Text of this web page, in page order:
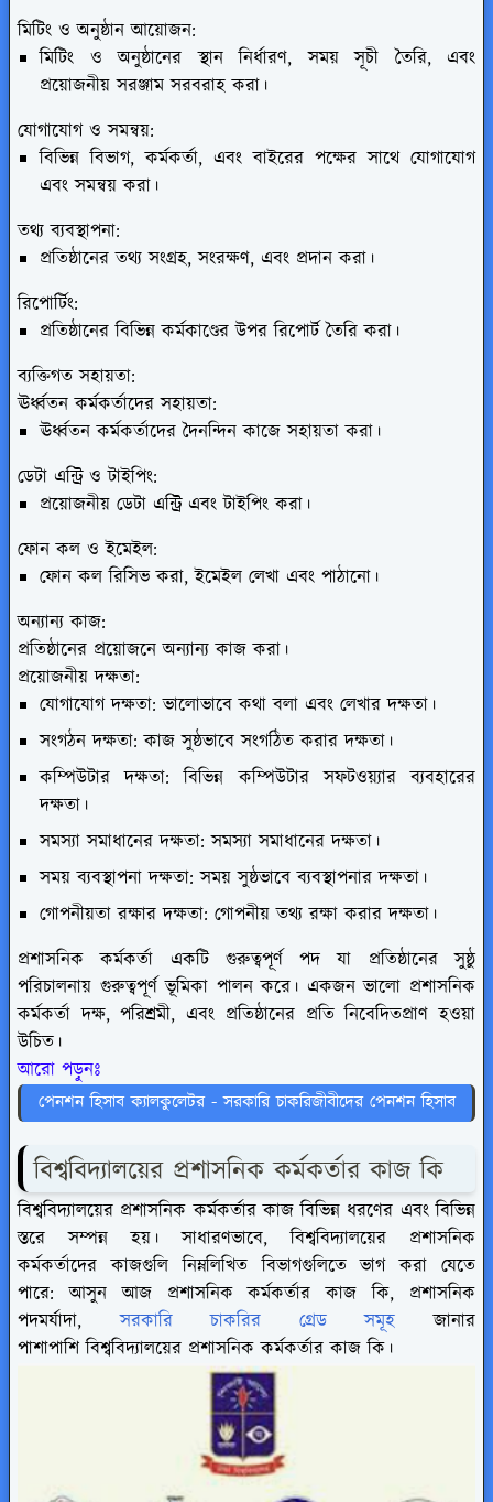
মিটিং ও অনুষ্ঠান আয়োজন:
মিটিং ও অনুষ্ঠানের স্থান নির্ধারণ, সময় সূচী তৈরি, এবং
প্রয়োজনীয় সরঞ্জাম সরবরাহ করা।
যোগাযোগ ও সমন্বয়:
বিভিন্ন বিভাগ, কর্মকর্তা, এবং বাইরের পক্ষের সাথে যোগাযোগ
এবং সমন্বয় করা।
তথ্য ব্যবস্থাপনা:
প্রতিষ্ঠানের তথ্য সংগ্রহ, সংরক্ষণ, এবং প্রদান করা।
রিপোর্টিং:
প্রতিষ্ঠানের বিভিন্ন কর্মকাণ্ডের উপর রিপোর্ট তৈরি করা।
ব্যক্তিগত সহায়তা:
ঊর্ধ্বতন কর্মকর্তাদের সহায়তা:
ঊর্ধ্বতন কর্মকর্তাদের দৈনন্দিন কাজে সহায়তা করা।
ডেটা এন্ট্রি ও টাইপিং:
প্রয়োজনীয় ডেটা এন্ট্রি এবং টাইপিং করা।
ফোন কল ও ইমেইল:
ফোন কল রিসিভ করা, ইমেইল লেখা এবং পাঠানো।
অন্যান্য কাজ:
প্রতিষ্ঠানের প্রয়োজনে অন্যান্য কাজ করা।
প্রয়োজনীয় দক্ষতা:
যোগাযোগ দক্ষতা:ভালোভাবে কথা বলা এবং লেখার দক্ষতা।
সংগঠন দক্ষতা: কাজ সুষ্ঠভাবে সংগঠিত করার দক্ষতা।
কম্পিউটার দক্ষতা: বিভিন্ন কম্পিউটার সফটওয়্যার ব্যবহারের
দক্ষতা।
সমস্যা সমাধানের দক্ষতা:সমস্যা সমাধানের দক্ষতা।
সময় ব্যবস্থাপনা দক্ষতা: সময় সুষ্ঠভাবে ব্যবস্থাপনার দক্ষতা।
গোপনীয়তা রক্ষার দক্ষতা: গোপনীয় তথ্য রক্ষা করার দক্ষতা।
প্রশাসনিক কর্মকর্তা একটি গুরুত্বপূর্ণ পদ যা প্রতিষ্ঠানের সুষ্ঠু
পরিচালনায় গুরুত্বপূর্ণ ভূমিকা পালন করে। একজন ভালো প্রশাসনিক
কর্মকর্তা দক্ষ, পরিশ্রমী, এবং প্রতিষ্ঠানের প্রতি নিবেদিতপ্রাণ হওয়া
উচিত।
আরো পড়ুনঃ
পেনশন হিসাব ক্যালকুলেটর - সরকারি চাকরিজীবীদের পেনশন হিসাব
বিশ্ববিদ্যালয়ের প্রশাসনিক কর্মকর্তার কাজ কি
বিশ্ববিদ্যালয়ের প্রশাসনিক কর্মকর্তার কাজ বিভিন্ন ধরণের এবং বিভিন্ন
স্তরে সম্পন্ন হয়। সাধারণভাবে, বিশ্ববিদ্যালয়ের প্রশাসনিক
কর্মকর্তাদের কাজগুলি নিম্নলিখিত বিভাগগুলিতে ভাগ করা যেতে
পারে: আসুন আজ প্রশাসনিক কর্মকর্তার কাজ কি, প্রশাসনিক
পদমর্যাদা,সরকারি চাকরির গ্রেড সমূহ জানার
পাশাপাশি বিশ্ববিদ্যালয়ের প্রশাসনিক কর্মকর্তার কাজ কি।